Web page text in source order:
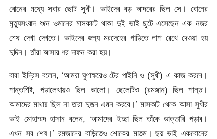
বোনের মধ্যে সবার ছোট সুখী। ভাইদের বড় আদরের ছিল সে। বোনের
মৃত্যুসংবাদ শুনে ওমানের মাসকাটে থাকা দুই ভাই ছুটে এসেছেন এক নজর
শেষ দেখা দেখতে। ভাইদের জন্য মরদেহের গাড়িতে লাশ রেখে দেওয়া হয়
দুদিন। তাঁরা আসার পর দাফন করা হয়।
বাবা ইদ্রিস বলেন, ‘আমরা ঘুণাক্ষরেও টের পাইনি ও (সুখী) এ কাজ করবে।
শান্তশিষ্ট, পড়ালেখায়ও ছিল ভালো। ছেলেটিও (রমজান) ছিল শান্ত।
আমাদের মাথায় ছিল না তারা দুজন এমন করবে।’ মাসকাট থেকে আসা সুখীর
ভাই মোহাম্মদ হাসান বলেন, ‘আমাদের ইচ্ছা ছিল তাঁকে ডাক্তারি পড়াব।
এখন সব শেষ।’ রমজানের বাড়িতেও শোকের মাতম। ছয় ভাই একবোনের